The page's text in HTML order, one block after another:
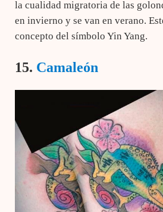
la cualidad migratoria de las
en invierno y se van en verano.
concepto del símbolo Yin Yang.
15. Camaleón